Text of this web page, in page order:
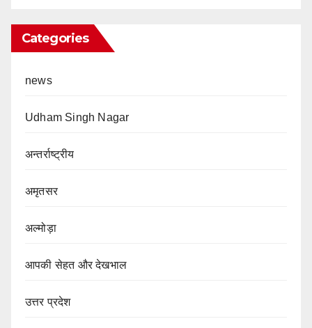
Categories
news
Udham Singh Nagar
अन्तर्राष्ट्रीय
अमृतसर
अल्मोड़ा
आपकी सेहत और देखभाल
उत्तर प्रदेश